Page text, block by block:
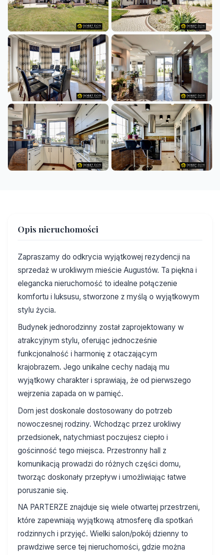
Opis nieruchomości
Zapraszamy do odkrycia wyjątkowej rezydencji na
sprzedaż w urokliwym mieście Augustów. Ta piękna i
elegancka nieruchomość to idealne połączenie
komfortu i luksusu, stworzone z myślą o wyjątkowym
stylu życia.
Budynek jednorodzinny został zaprojektowany w
atrakcyjnym stylu, oferując jednocześnie
funkcjonalność i harmonię z otaczającym
krajobrazem. Jego unikalne cechy nadają mu
wyjątkowy charakter i sprawiają, że od pierwszego
wejrzenia zapada on w pamięć.
Dom jest doskonale dostosowany do potrzeb
nowoczesnej rodziny. Wchodząc przez urokliwy
przedsionek, natychmiast poczujesz ciepło i
gościnność tego miejsca. Przestronny hall z
komunikacją prowadzi do różnych części domu,
tworząc doskonały przepływ i umożliwiając łatwe
poruszanie się.
NA PARTERZE znajduje się wiele otwartej przestrzeni,
które zapewniają wyjątkową atmosferę dla spotkań
rodzinnych i przyjęć. Wielki salon/pokój dzienny to
prawdziwe serce tej nieruchomości, gdzie można